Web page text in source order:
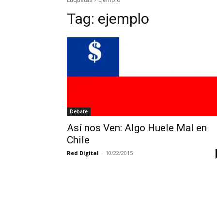
Tag: ejemplo
Debate
Así nos Ven: Algo Huele Mal en
Chile
Red Digital - 10/22/2015